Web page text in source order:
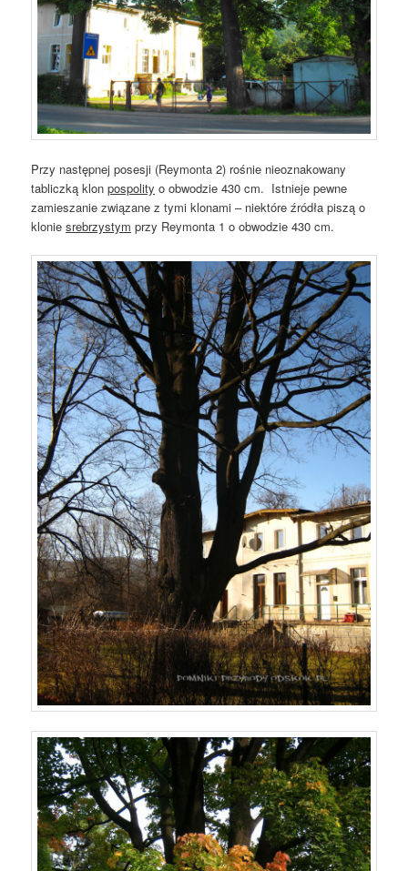
Przy następnej posesji (Reymonta 2) rośnie nieoznakowany
tabliczką klonpospolity o obwodzie 430 cm. Istnieje pewne
zamieszanie związane z tymi klonami – niektóre źródła piszą o
kloniesrebrzystym przy Reymonta 1 o obwodzie 430 cm.